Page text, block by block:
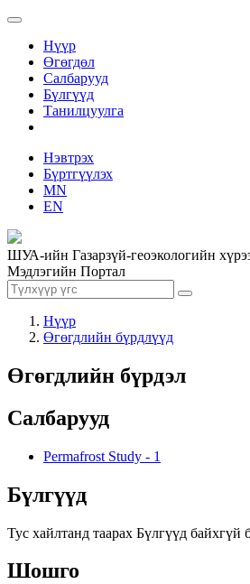
Нүүр
Өгөгдөл
Салбарууд
Бүлгүүд
Танилцуулга
Нэвтрэх
Бүртгүүлэх
MN
EN
ШУА-ийн Газарзүй-геоэкологийн
Мэдлэгийн Портал
Нүүр
Өгөгдлийн бүрдлүүд
Өгөгдлийн бүрдэл
Салбарууд
Permafrost Study - 1
Бүлгүүд
Тус хайлтанд таарах Бүлгүүд байхгүй
Шошго